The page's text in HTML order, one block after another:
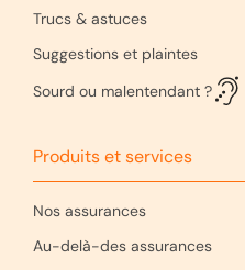
Trucs & astuces
Suggestions et plaintes
Sourd ou malentendant ?
Produits et services
Nos assurances
Au-delà-des assurances